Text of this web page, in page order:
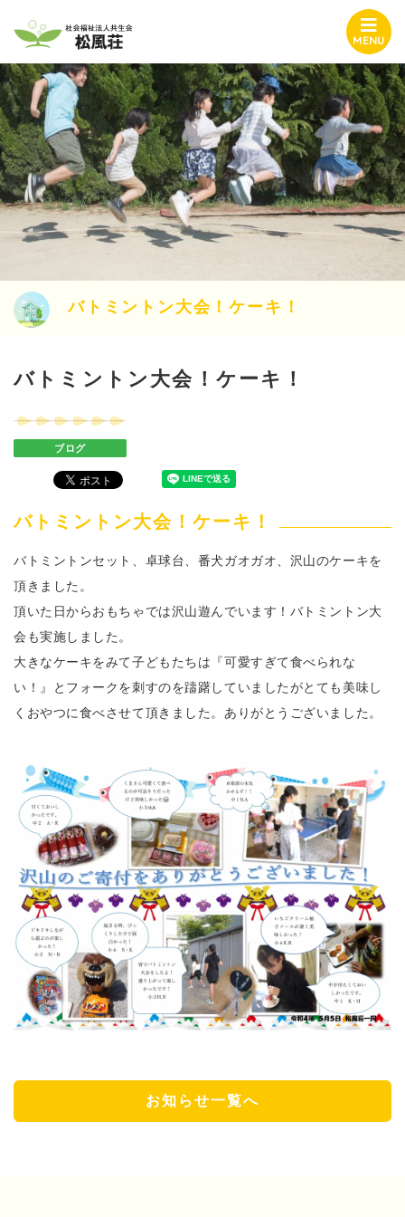
MENU
バトミントン大会！ケーキ！
バトミントン大会！ケーキ！
ブログ
バトミントン大会！ケーキ！
バトミントンセット、卓球台、番犬ガオガオ、沢山のケーキを
頂きました。
頂いた日からおもちゃでは沢山遊んでいます！バトミントン大
会も実施しました。
大きなケーキをみて子どもたちは『可愛すぎて食べられな
い！』とフォークを刺すのを躊躇していましたがとても美味し
くおやつに食べさせて頂きました。ありがとうございました。
お知らせ一覧へ